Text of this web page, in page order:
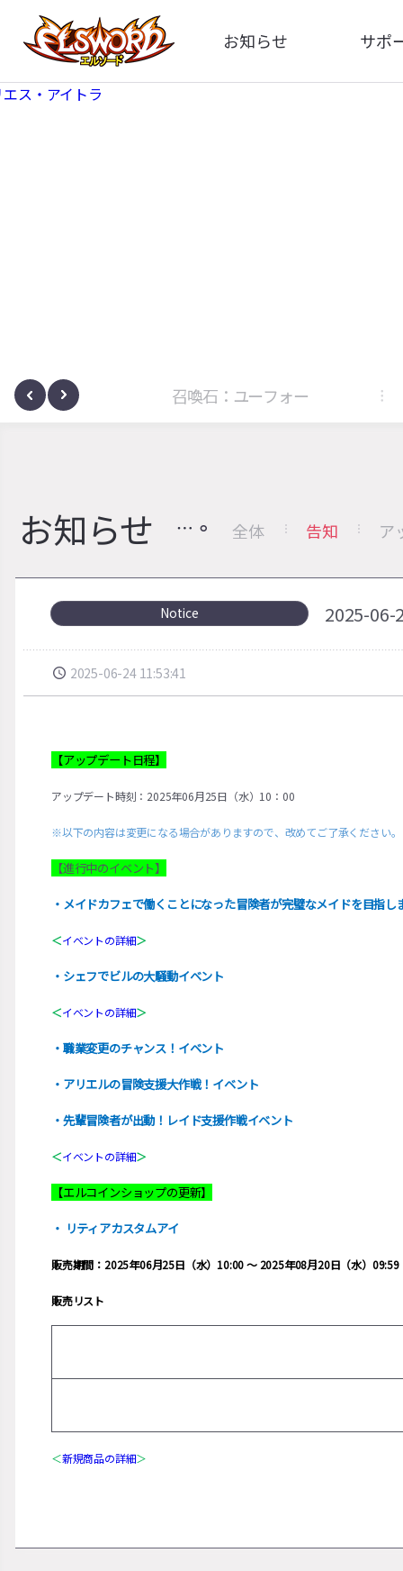
お知らせ
全体
サポ
サノヴァ 召喚石：ユーフォー
お知らせ 全体 告知 ア
Notice 2025-06-
2025-06-24 11:53:41
【アップデート日程】
アップデート時刻：2025年06月25日（水）10：00
※以下の内容は変更になる場合がありますので、改めてご了承ください。
【進行中のイベント】
・メイドカフェで働くことになった冒険者が完璧なメイドを目指し
＜イベントの詳細＞
・シェフでビルの大騒動イベント
＜イベントの詳細＞
・職業変更のチャンス！イベント
・アリエルの冒険支援大作戦！イベント
・先輩冒険者が出動！レイド支援作戦イベント
＜イベントの詳細＞
【エルコインショップの更新】
・ リティアカスタムアイ
販売期間：2025年06月25日（水）10:00 ～ 2025年08月20日（水）09:59
販売リスト
＜新規商品の詳細＞